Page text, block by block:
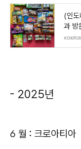
(인도
과 방
- 2025년
6 월 : 크로아티아